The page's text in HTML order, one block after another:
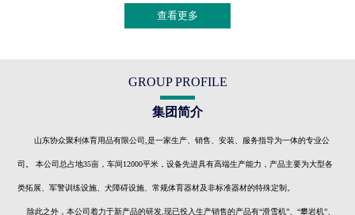
查看更多
GROUP PROFILE
集团简介
山东协众聚利体育用品有限公司,是一家生产、销售、安装、服务指导为一体的专业公
司。 本公司总占地35亩，车间12000平米，设备先进具有高端生产能力，产品主要为大型各
类拓展、军警训练设施、犬障碍设施、常规体育器材及非标准器材的特殊定制。
除此之外，本公司着力于新产品的研发,现已投入生产销售的产品有“滑雪机”、“攀岩机”、